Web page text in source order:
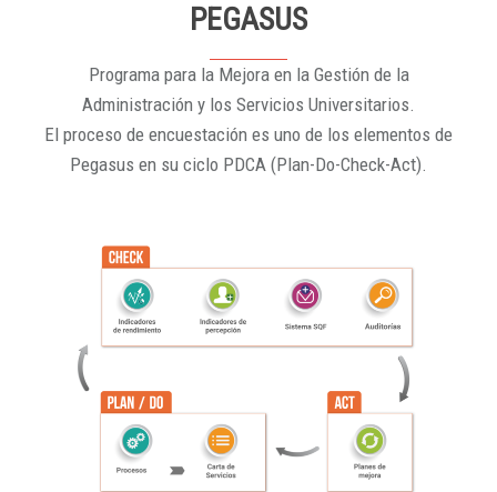
PEGASUS
Programa para la Mejora en la Gestión de la
Administración y los Servicios Universitarios.
El proceso de encuestación es uno de los elementos de
Pegasus en su ciclo PDCA (Plan-Do-Check-Act).